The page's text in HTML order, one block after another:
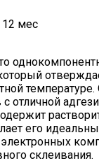
12 мес
отличной
его
склеивания.